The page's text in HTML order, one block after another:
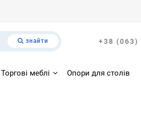
знайти +38 (063)
Торгові меблі Опори для столів